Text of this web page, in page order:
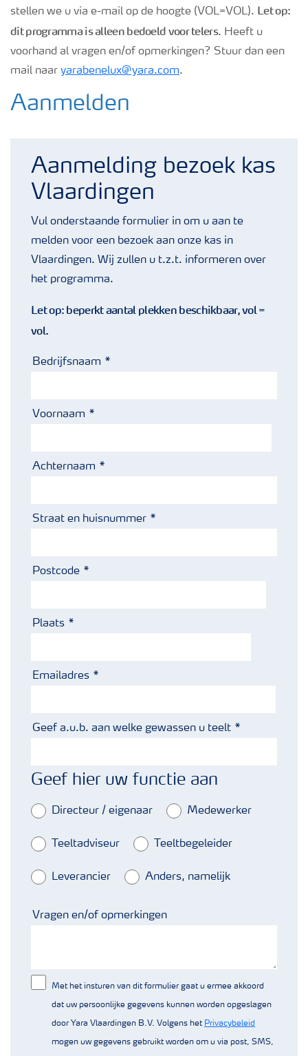
stellen we u via e-mail op de hoogte (VOL=VOL). Let op:
dit programma is alleen bedoeld voor telers. Heeft u
voorhand al vragen en/of opmerkingen? Stuur dan een
mail naar yarabenelux@yara.com.
Aanmelden
Aanmelding bezoek kas
Vlaardingen
Vul onderstaande formulier in om u aan te
melden voor een bezoek aan onze kas in
Vlaardingen. Wij zullen u t.z.t. informeren over
het programma.
Let op: beperkt aantal plekken beschikbaar, vol =
vol.
Bedrijfsnaam
Voornaam
Achternaam
Straat en huisnummer
Postcode
Plaats
Emailadres
Geef a.u.b. aan welke gewassen u teelt
Geef hier uw functie aan
Directeur / eigenaar Medewerker
Teeltadviseur Teeltbegeleider
Leverancier Anders, namelijk
Vragen en/of opmerkingen
Met het insturen van dit formulier gaat u ermee akkoord
dat uw persoonlijke gegevens kunnen worden opgeslagen
door Yara Vlaardingen B.V. Volgens het Privacybeleid
mogen uw gegevens gebruikt worden om u via post, SMS,